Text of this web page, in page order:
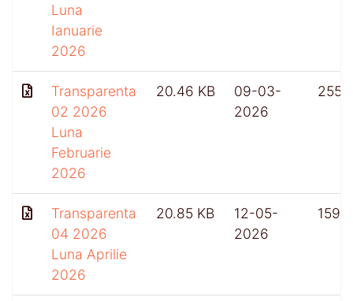
Luna
Ianuarie
2026
Transparenta
02 2026
Luna
Februarie
2026
20.46 KB
09-03-
2026
255
Transparenta
04 2026
Luna Aprilie
2026
20.85 KB
12-05-
2026
159